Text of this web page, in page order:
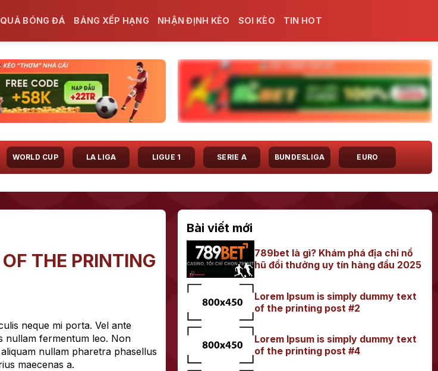
BÓNG ĐÁ BẢNG XẾP HẠNG NHẬN ĐỊNH KÈO SOI KÈO TIN HOT
WORLD CUP LA LIGA LIGUE 1 SERIE A BUNDESLIGA EURO
THE PRINTING
neque mi porta. Vel ante
nullam fermentum leo. Non
nullam pharetra phasellus
maecenas a.
Bài viết mới
789bet là gì? Khám phá địa chỉ nổ
hũ đổi thưởng uy tín hàng đầu 2025
Lorem Ipsum is simply dummy text
of the printing post #2
Lorem Ipsum is simply dummy text
of the printing post #4